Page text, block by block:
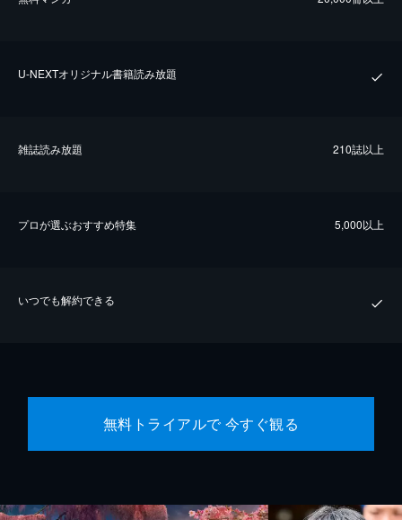
U-NEXTオリジナル書籍読み放題
雑誌読み放題 210誌以上
プロが選ぶおすすめ特集 5,000以上
いつでも解約できる
無料トライアルで 今すぐ観る